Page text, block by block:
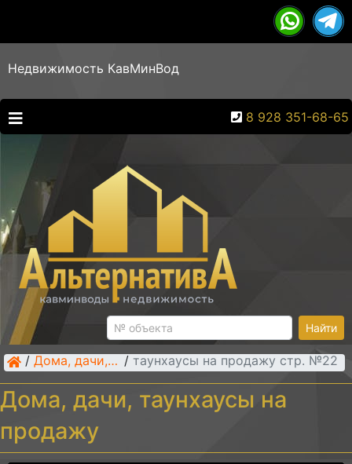
Недвижимость КавМинВод
8 928 351-68-65
Найти
/ Дома, дачи, таунхаусы /
Дома, дачи, таунхаусы на продажу стр. №22
Дома, дачи, таунхаусы на
продажу